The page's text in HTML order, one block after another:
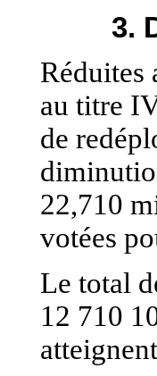
3.
Réduites
au titre
de
22,710
votées
Le total
12 710